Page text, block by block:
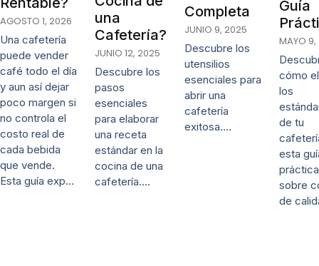
AGOSTO 1, 2026
Una cafetería
puede vender
café todo el día
y aun así dejar
poco margen si
no controla el
costo real de
cada bebida
que vende.
Esta guía exp…
una
Cafetería?
JUNIO 12, 2025
Descubre los
pasos
esenciales
para elaborar
una receta
estándar en la
cocina de una
cafetería.…
Completa
JUNIO 9, 2025
Descubre los
utensilios
esenciales para
abrir una
cafetería
exitosa.…
Guía
MAYO
cómo
los
de tu
esta
práctica
sobre
de